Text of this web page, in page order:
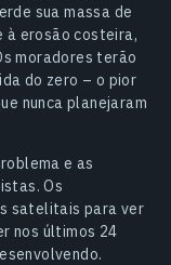
sua massa de
à erosão costeira,
moradores terão
do zero – o pior
nunca planejaram
e as
Os
satelitais para ver
nos últimos 24